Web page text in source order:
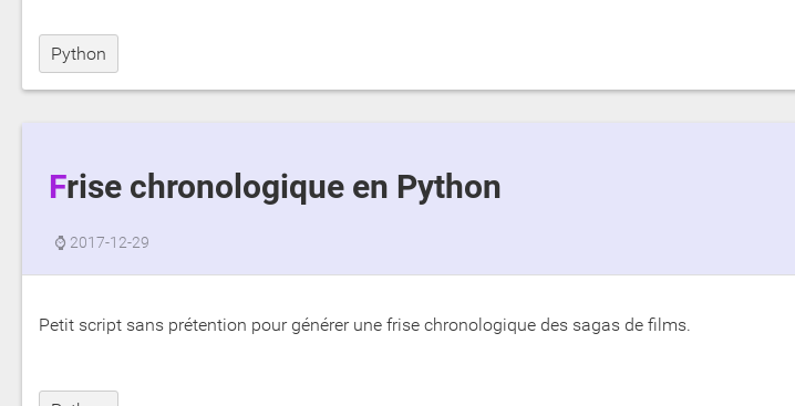
Python
Frise chronologique en Python
⌚ 2017-12-29
Petit script sans prétention pour générer une frise chronologique des sagas de films.